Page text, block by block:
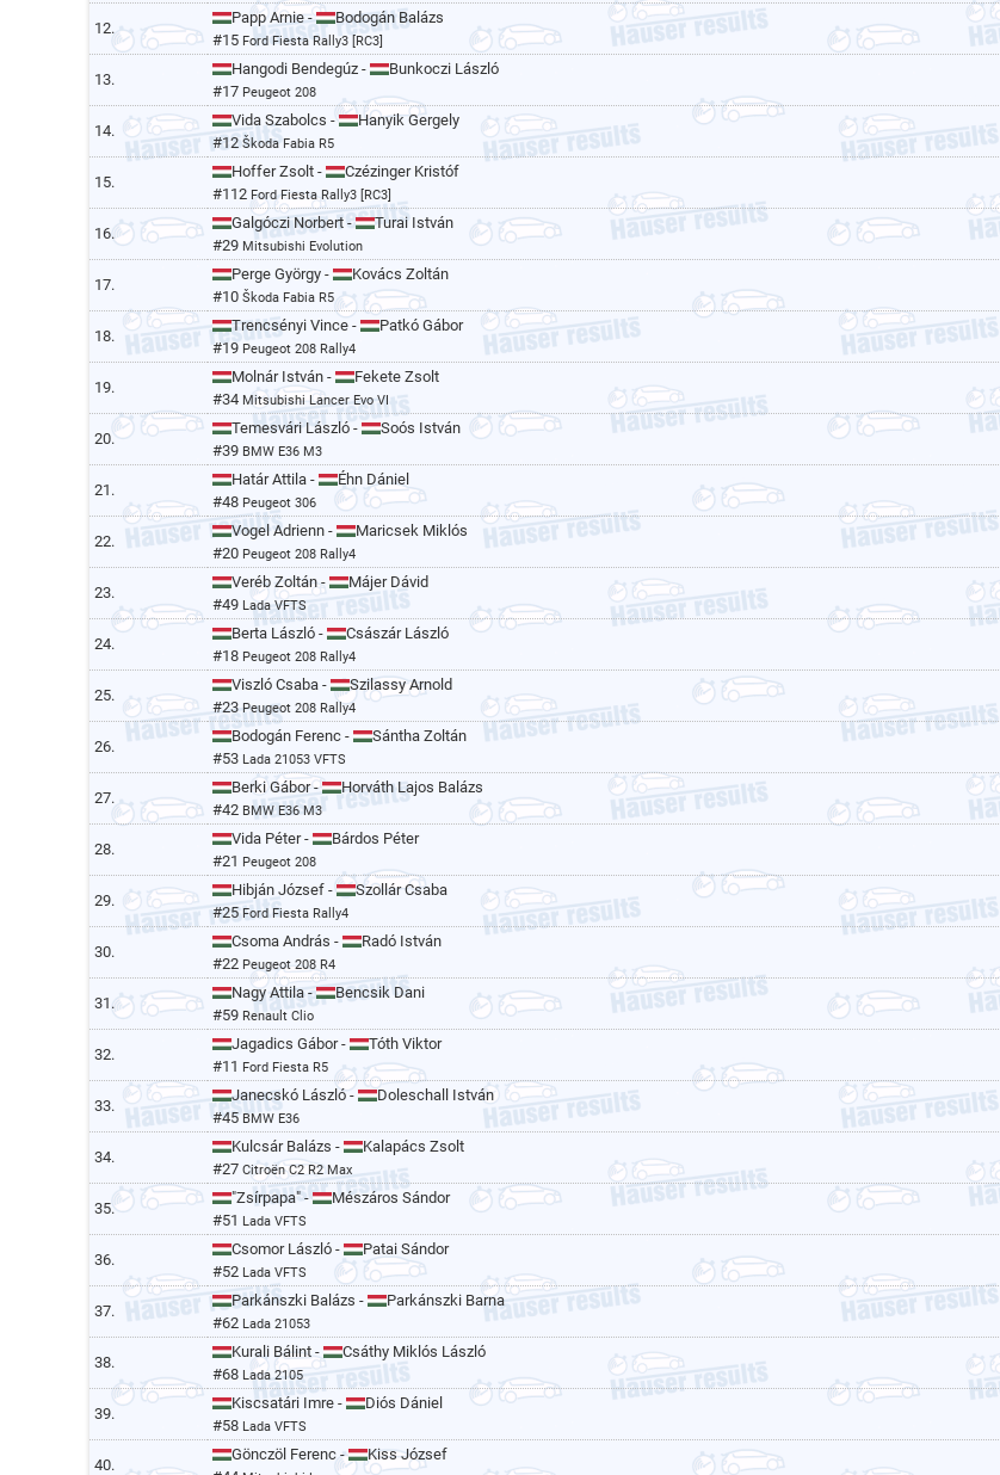
12.
Papp Arnie -
Bodogán Balázs
#15 Ford Fiesta Rally3 [RC3]
13.
Hangodi Bendegúz -
Bunkoczi László
#17 Peugeot 208
14.
Vida Szabolcs -
Hanyik Gergely
#12 Škoda Fabia R5
15.
Hoffer Zsolt -
Czézinger Kristóf
#112 Ford Fiesta Rally3 [RC3]
16.
Galgóczi Norbert -
Turai István
#29 Mitsubishi Evolution
17.
Perge György -
Kovács Zoltán
#10 Škoda Fabia R5
18.
Trencsényi Vince -
Patkó Gábor
#19 Peugeot 208 Rally4
19.
Molnár István -
Fekete Zsolt
#34 Mitsubishi Lancer Evo VI
20.
Temesvári László -
Soós István
#39 BMW E36 M3
21.
Határ Attila -
Éhn Dániel
#48 Peugeot 306
22.
Vogel Adrienn -
Maricsek Miklós
#20 Peugeot 208 Rally4
23.
Veréb Zoltán -
Májer Dávid
#49 Lada VFTS
24.
Berta László -
Császár László
#18 Peugeot 208 Rally4
25.
Viszló Csaba -
Szilassy Arnold
#23 Peugeot 208 Rally4
26.
Bodogán Ferenc -
Sántha Zoltán
#53 Lada 21053 VFTS
27.
Berki Gábor -
Horváth Lajos Balázs
#42 BMW E36 M3
28.
Vida Péter -
Bárdos Péter
#21 Peugeot 208
29.
Hibján József -
Szollár Csaba
#25 Ford Fiesta Rally4
30.
Csoma András -
Radó István
#22 Peugeot 208 R4
31.
Nagy Attila -
Bencsik Dani
#59 Renault Clio
32.
Jagadics Gábor -
Tóth Viktor
#11 Ford Fiesta R5
33.
Janecskó László -
Doleschall István
#45 BMW E36
34.
Kulcsár Balázs -
Kalapács Zsolt
#27 Citroën C2 R2 Max
35.
"Zsírpapa" -
Mészáros Sándor
#51 Lada VFTS
36.
Csomor László -
Patai Sándor
#52 Lada VFTS
37.
Parkánszki Balázs -
Parkánszki Barna
#62 Lada 21053
38.
Kurali Bálint -
Csáthy Miklós László
#68 Lada 2105
39.
Kiscsatári Imre -
Diós Dániel
#58 Lada VFTS
40.
Gönczöl Ferenc -
Kiss József